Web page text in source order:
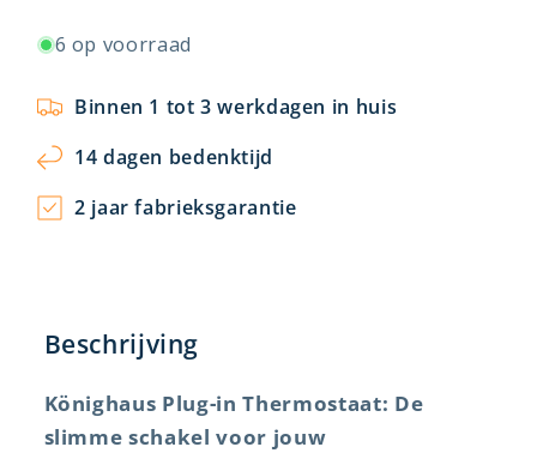
6 op voorraad
Binnen 1 tot 3 werkdagen in huis
14 dagen bedenktijd
2 jaar fabrieksgarantie
Beschrijving
Könighaus Plug-in Thermostaat: De
slimme schakel voor jouw